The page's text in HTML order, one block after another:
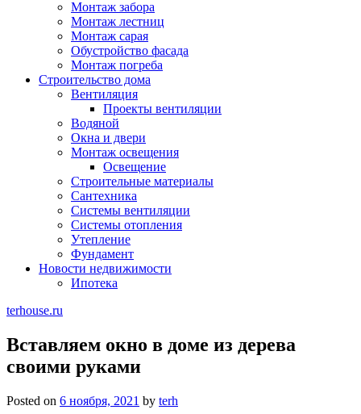
Монтаж забора
Монтаж лестниц
Монтаж сарая
Обустройство фасада
Монтаж погреба
Строительство дома
Вентиляция
Проекты вентиляции
Водяной
Окна и двери
Монтаж освещения
Освещение
Строительные материалы
Сантехника
Системы вентиляции
Системы отопления
Утепление
Фундамент
Новости недвижимости
Ипотека
terhouse.ru
Вставляем окно в доме из дерева
своими руками
Posted on 6 ноября, 2021 by terh